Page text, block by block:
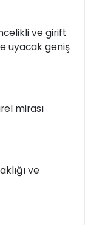
ve girift
uyacak geniş
mirası
ve